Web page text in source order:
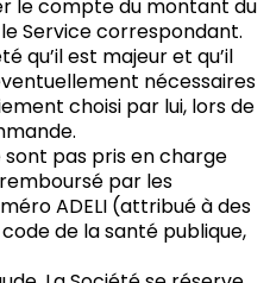
le compte du montant du
Service correspondant.
qu’il est majeur et qu’il
nécessaires
choisi par lui, lors de
pas pris en charge
par les
ADELI (attribué à des
de la santé publique,